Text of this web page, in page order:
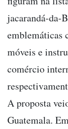
jacarandá-da-
emblemáticas
móveis e
comércio
A proposta
Guatemala.